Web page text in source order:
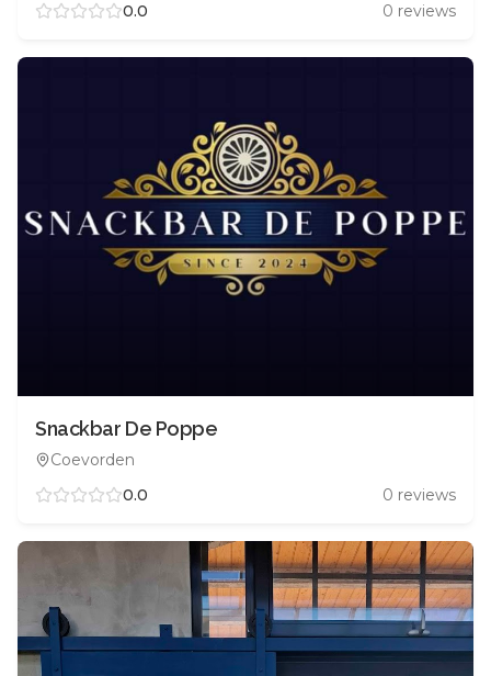
0.0
0 reviews
Snackbar De Poppe
Coevorden
0.0
0 reviews